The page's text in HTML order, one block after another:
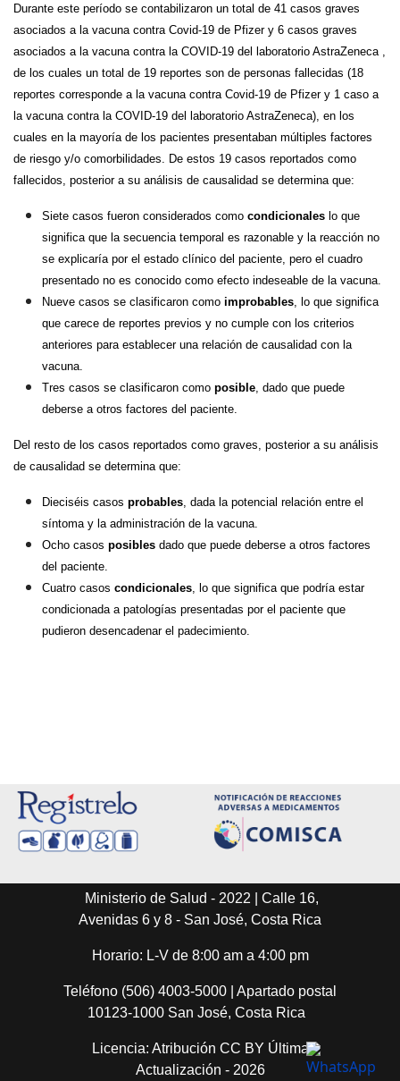
Durante este período se contabilizaron un total de 41 casos graves
asociados a la vacuna contra Covid-19 de Pfizer y 6 casos graves
asociados a la vacuna contra la COVID-19 del laboratorio AstraZeneca ,
de los cuales un total de 19 reportes son de personas fallecidas (18
reportes corresponde a la vacuna contra Covid-19 de Pfizer y 1 caso a
la vacuna contra la COVID-19 del laboratorio AstraZeneca), en los
cuales en la mayoría de los pacientes presentaban múltiples factores
de riesgo y/o comorbilidades. De estos 19 casos reportados como
fallecidos, posterior a su análisis de causalidad se determina que:
Siete casos fueron considerados como condicionales lo que
significa que la secuencia temporal es razonable y la reacción no
se explicaría por el estado clínico del paciente, pero el cuadro
presentado no es conocido como efecto indeseable de la vacuna.
Nueve casos se clasificaron como improbables, lo que significa
que carece de reportes previos y no cumple con los criterios
anteriores para establecer una relación de causalidad con la
vacuna.
Tres casos se clasificaron como posible, dado que puede
deberse a otros factores del paciente.
Del resto de los casos reportados como graves, posterior a su análisis
de causalidad se determina que:
Dieciséis casos probables, dada la potencial relación entre el
síntoma y la administración de la vacuna.
Ocho casos posibles dado que puede deberse a otros factores
del paciente.
Cuatro casos condicionales, lo que significa que podría estar
condicionada a patologías presentadas por el paciente que
pudieron desencadenar el padecimiento.
Ministerio de Salud - 2022 | Calle 16,
Avenidas 6 y 8 - San José, Costa Rica
Horario: L-V de 8:00 am a 4:00 pm
Teléfono (506) 4003-5000 | Apartado postal
10123-1000 San José, Costa Rica
Licencia: Atribución CC BY Última
Actualización - 2026